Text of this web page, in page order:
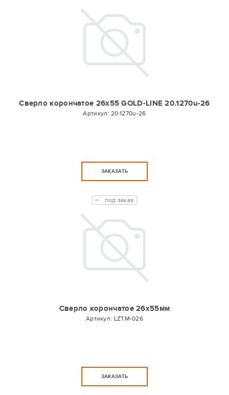
Сверло корончатое 26х55 GOLD-LINE 20.1270u-26
Артикул:20.1270u-26
ЗАКАЗАТЬ
Сверло корончатое 26х55мм
Артикул: LZTM-026
под заказ
ЗАКАЗАТЬ